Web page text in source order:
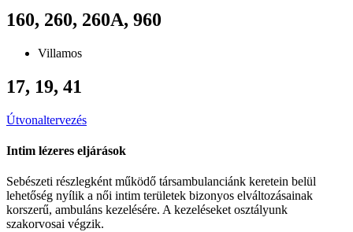
160, 260, 260A, 960
Villamos
17, 19, 41
Útvonaltervezés
Intim lézeres eljárások
Sebészeti részlegként működő társambulanciánk keretein belül
lehetőség nyílik a női intim területek bizonyos elváltozásainak
korszerű, ambuláns kezelésére. A kezeléseket osztályunk
szakorvosai végzik.